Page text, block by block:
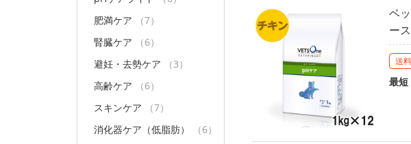
肥満ケア
（7）
腎臓ケア
（6）
避妊・去勢ケア
（3）
高齢ケア
（6）
スキンケア
（7）
消化器ケア（低脂肪）
（6）
ベ
ー
送
最短